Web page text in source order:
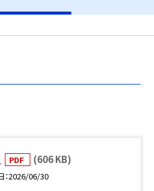
PDF (606 KB)
2026/06/30